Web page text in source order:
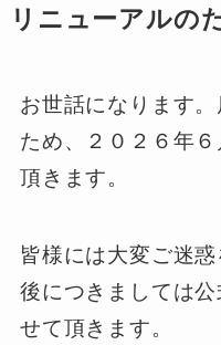
リニューアルの
お世話になります
ため、２０２６年
頂きます。
皆様には大変ご迷
後につきましては
せて頂きます。